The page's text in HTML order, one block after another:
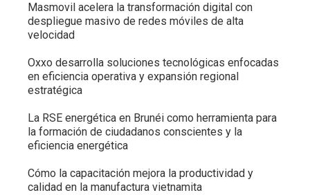
Masmovil acelera la transformación digital con
despliegue masivo de redes móviles de alta
velocidad
Oxxo desarrolla soluciones tecnológicas enfocadas
en eficiencia operativa y expansión regional
estratégica
La RSE energética en Brunéi como herramienta para
la formación de ciudadanos conscientes y la
eficiencia energética
Cómo la capacitación mejora la productividad y
calidad en la manufactura vietnamita